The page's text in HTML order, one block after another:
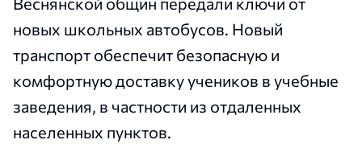
новых школьных автобусов. Новый
транспорт обеспечит безопасную и
комфортную доставку учеников в учебные
заведения, в частности из отдаленных
населенных пунктов.